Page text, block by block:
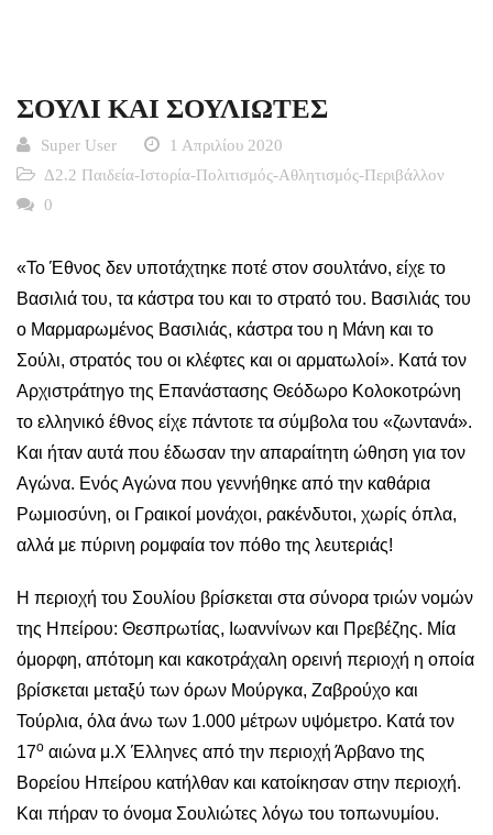
ΣΟΥΛΙ ΚΑΙ ΣΟΥΛΙΩΤΕΣ
Super User
1 Απριλίου 2020
Δ2.2 Παιδεία-Ιστορία-Πολιτισμός-Αθλητισμός-Περιβάλλον
0
«Το Έθνος δεν υποτάχτηκε ποτέ στον σουλτάνο, είχε το
Βασιλιά του, τα κάστρα του και το στρατό του. Βασιλιάς του
ο Μαρμαρωμένος Βασιλιάς, κάστρα του η Μάνη και το
Σούλι, στρατός του οι κλέφτες και οι αρματωλοί». Κατά τον
Αρχιστράτηγο της Επανάστασης Θεόδωρο Κολοκοτρώνη
το ελληνικό έθνος είχε πάντοτε τα σύμβολα του «ζωντανά».
Και ήταν αυτά που έδωσαν την απαραίτητη ώθηση για τον
Αγώνα. Ενός Αγώνα που γεννήθηκε από την καθάρια
Ρωμιοσύνη, οι Γραικοί μονάχοι, ρακένδυτοι, χωρίς όπλα,
αλλά με πύρινη ρομφαία τον πόθο της λευτεριάς!
Η περιοχή του Σουλίου βρίσκεται στα σύνορα τριών νομών
της Ηπείρου: Θεσπρωτίας, Ιωαννίνων και Πρεβέζης. Μία
όμορφη, απότομη και κακοτράχαλη ορεινή περιοχή η οποία
βρίσκεται μεταξύ των όρων Μούργκα, Ζαβρούχο και
Τούρλια, όλα άνω των 1.000 μέτρων υψόμετρο. Κατά τον
17ο αιώνα μ.Χ Έλληνες από την περιοχή Άρβανο της
Βορείου Ηπείρου κατήλθαν και κατοίκησαν στην περιοχή.
Και πήραν το όνομα Σουλιώτες λόγω του τοπωνυμίου.